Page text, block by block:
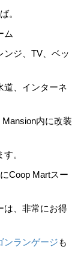
。
ム
ンジ、TV、ベッ
道、インターネ
Mansion内に改装
。
Coop Martスー
は、非常にお得
ンランゲージも